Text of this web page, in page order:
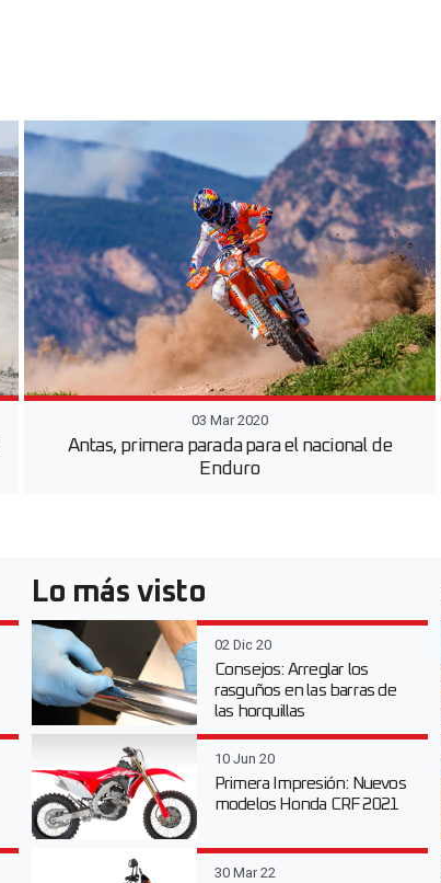
03 Mar 2020
Antas, primera parada para el nacional de
Enduro
Lo más visto
02 Dic 20
Consejos: Arreglar los
rasguños en las barras de
las horquillas
10 Jun 20
Primera Impresión: Nuevos
modelos Honda CRF 2021
30 Mar 22